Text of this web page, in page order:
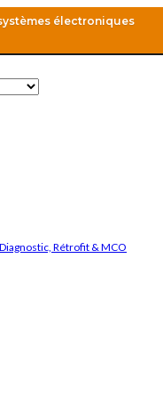
électroniques
Rétrofit & MCO